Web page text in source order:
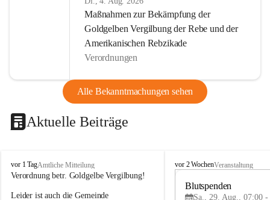
Maßnahmen zur Bekämpfung der
Goldgelben Vergilbung der Rebe und der
Amerikanischen Rebzikade
Verordnungen
Alle Bekanntmachungen sehen
Aktuelle Beiträge
B
r
i
vor 1 TagAmtliche Mitteilung
Verordnung betr. Goldgelbe Vergilbung!
Leider ist auch die Gemeinde
B
vor 2 WochenVeranstaltung
Blutspenden
Sa., 29. Aug., 07:00 -